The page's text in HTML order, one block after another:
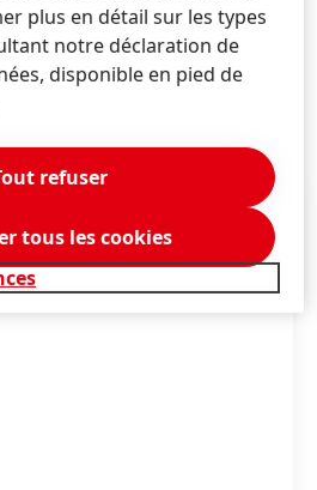
après l'entrée en vigueur
sur la protection des données
plus en détail sur les types
notre déclaration de
disponible en pied de
refuser
tous les cookies